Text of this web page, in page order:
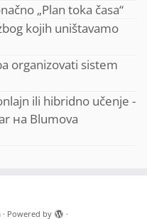
„Plan toka časa“
kojih uništavamo
organizovati sistem
ili hibridno učenje -
на Blumova
· Powered by ·